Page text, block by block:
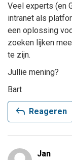
Veel experts (en
intranet als
een oplossing
zoeken lijken
te zijn.
Jullie mening?
Bart
reply Reageren
Jan